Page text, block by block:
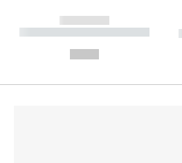
------------
----------- ----------- --------